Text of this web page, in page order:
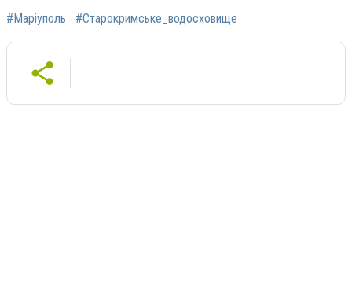
#Маріуполь #Старокримське_водосховище